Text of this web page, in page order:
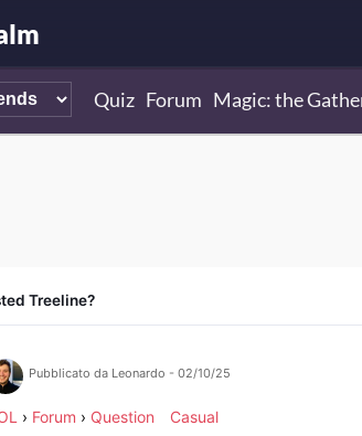
Quiz Forum Magic: the
Treeline?
Pubblicato da Leonardo - 02/10/25
› Forum › Question Casual